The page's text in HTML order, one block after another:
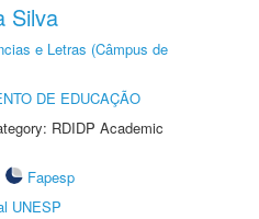
Silva
e Letras (Câmpus de
DE EDUCAÇÃO
RDIDP Academic
Fapesp
UNESP